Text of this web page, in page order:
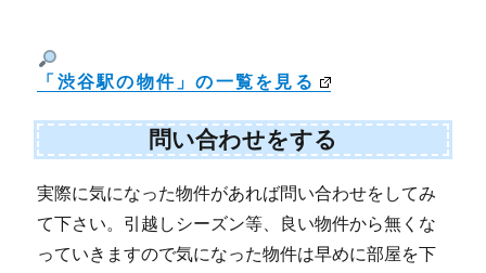
「渋谷駅の物件」の一覧を見る
問い合わせをする
実際に気になった物件があれば問い合わせをしてみ
て下さい。引越しシーズン等、良い物件から無くな
っていきますので気になった物件は早めに部屋を下